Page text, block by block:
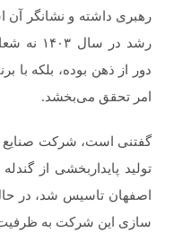
رهبری داشته و نشانگر
رشد در
دور از ذهن بوده، بلکه با
امر تحقق می‌بخشد.
گفتنی است، شرکت صنایع
تولید پایداربخشی از
اصفهان تاسیس شد، در